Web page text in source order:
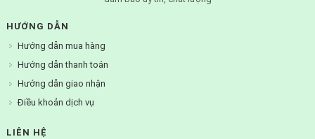
HƯỚNG DẪN
Hướng dẫn mua hàng
Hướng dẫn thanh toán
Hướng dẫn giao nhận
Điều khoản dịch vụ
LIÊN HỆ